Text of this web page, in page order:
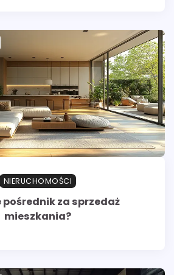
NIERUCHOMOŚCI
pośrednik za sprzedaż
mieszkania?